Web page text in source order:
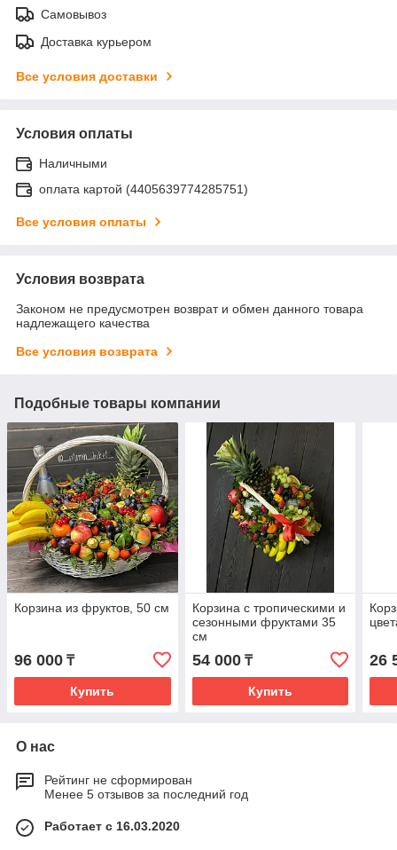
Самовывоз
Доставка курьером
Все условия доставки
Условия оплаты
Наличными
оплата картой (4405639774285751)
Все условия оплаты
Условия возврата
Законом не предусмотрен возврат и обмен данного товара
надлежащего качества
Все условия возврата
Подобные товары компании
Корзина из фруктов, 50 см
96 000 ₸
Купить
Корзина с тропическими и
сезонными фруктами 35
см
54 000₸
Купить
26
О нас
Рейтинг не сформирован
Менее 5 отзывов за последний год
Работает с 16.03.2020